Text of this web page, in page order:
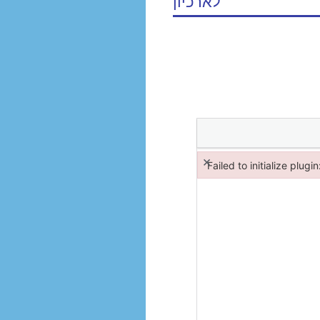
Failed to initialize
×
Failed to initialize plugin: